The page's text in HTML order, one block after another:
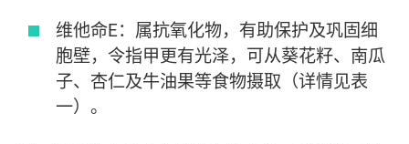
维他命E：属抗氧化物，有助保护及巩固细
胞壁，令指甲更有光泽，可从葵花籽、南瓜
子、杏仁及牛油果等食物摄取（详情见表
一）。